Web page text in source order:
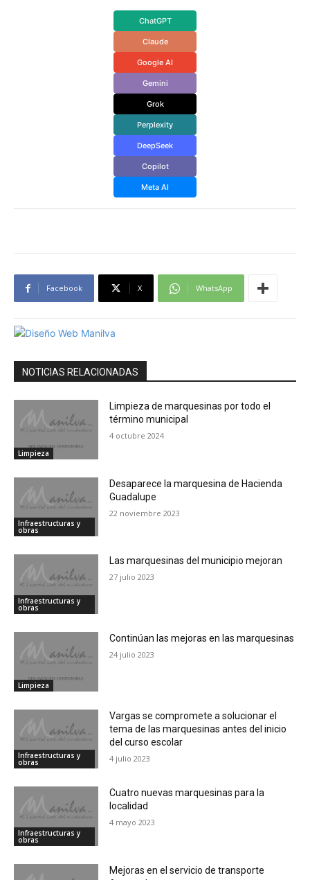
ChatGPT
Claude
Google AI
Gemini
Grok
Perplexity
DeepSeek
Copilot
Meta AI
Facebook X WhatsApp
NOTICIAS RELACIONADAS
Limpieza
Limpieza de marquesinas por todo el
término municipal
4 octubre 2024
Infraestructuras y
obras
Desaparece la marquesina de Hacienda
Guadalupe
22 noviembre 2023
Infraestructuras y
obras
Las marquesinas del municipio mejoran
27 julio 2023
Limpieza
Continúan las mejoras en las marquesinas
24 julio 2023
Infraestructuras y
obras
Vargas se compromete a solucionar el
tema de las marquesinas antes del inicio
del curso escolar
4 julio 2023
Infraestructuras y
obras
Cuatro nuevas marquesinas para la
localidad
4 mayo 2023
Mejoras en el servicio de transporte